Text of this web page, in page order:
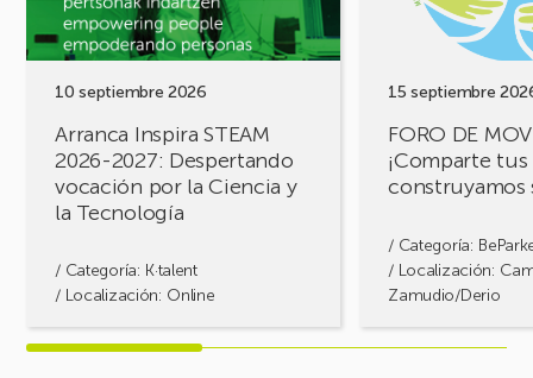
10 septiembre 2026
Arranca Inspira STEAM
2026-2027: Despertando
vocación por la Ciencia y
la Tecnología
/ Categoría: K·talent
/ Localización: Online
2027:
Despertando
vocación
Ciencia
Tecnología
15 septiembre
FORO DE
¡Comparte
construyamos
/ Categoría:
/ Localización:
Zamudio/Derio
soluciones!